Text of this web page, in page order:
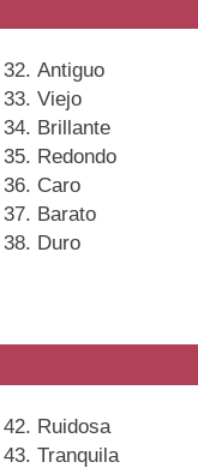
Antiguo
Viejo
Brillante
Redondo
Caro
Barato
Duro
Ruidosa
Tranquila